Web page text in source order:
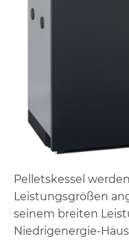
Pelletskessel
Leistungsgrößen
seinem breiten
Niedrigenergie-